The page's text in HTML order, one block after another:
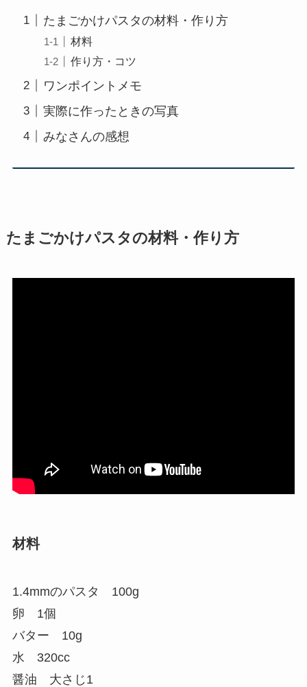
たまごかけパスタの材料・作り方
材料
作り方・コツ
ワンポイントメモ
実際に作ったときの写真
みなさんの感想
たまごかけパスタの材料・作り方
材料
1.4mmのパスタ 100g
卵 1個
バター 10g
水 320cc
醤油 大さじ1